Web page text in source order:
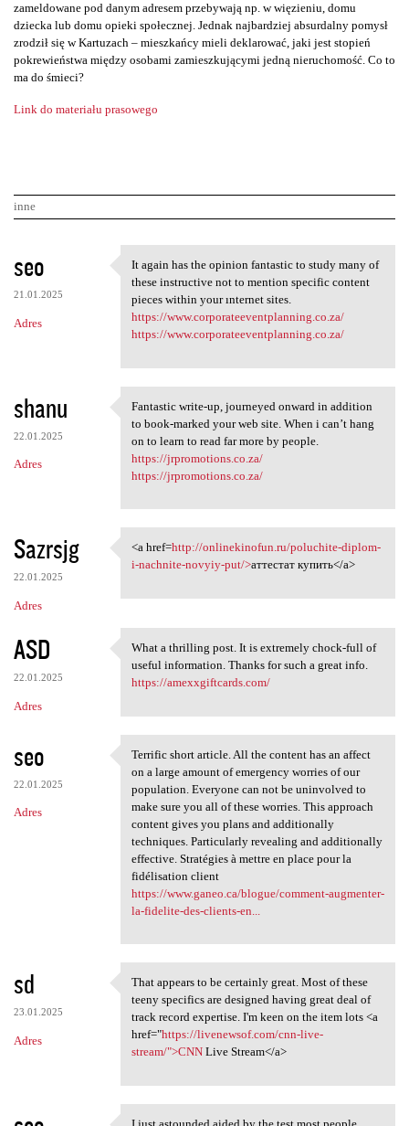
zameldowane pod danym adresem przebywają np. w więzieniu, domu
dziecka lub domu opieki społecznej. Jednak najbardziej absurdalny pomysł
zrodził się w Kartuzach – mieszkańcy mieli deklarować, jaki jest stopień
pokrewieństwa między osobami zamieszkującymi jedną nieruchomość. Co to
ma do śmieci?
Link do materiału prasowego
inne
K
o
m
e
a
r
z
seo
21.01.2025
Adres
It again has the opinion
It again has the opinion fantastic to study many of
these instructive not to mention specific content
pieces within your ınternet sites.
https://www.corporateeventplanning.co.za/
https://www.corporateeventplanning.co.za/
shanu
22.01.2025
Adres
Fantastic write-up, journeyed
Fantastic write-up, journeyed onward in addition
to book-marked your web site. When i can’t hang
on to learn to read far more by people.
https://jrpromotions.co.za/
https://jrpromotions.co.za/
Sazrsjg
22.01.2025
Adres
<a href=http://onlinekinofun
<a href=http://onlinekinofun.ru/poluchite-diplom-
i-nachnite-novyiy-put/>аттестат купить</a>
ASD
22.01.2025
Adres
What a thrilling post. It is
What a thrilling post. It is extremely chock-full of
useful information. Thanks for such a great info.
https://amexxgiftcards.com/
seo
22.01.2025
Adres
Terrific short article. All
Terrific short article. All the content has an affect
on a large amount of emergency worries of our
population. Everyone can not be uninvolved to
make sure you all of these worries. This approach
content gives you plans and additionally
techniques. Particularly revealing and additionally
effective. Stratégies à mettre en place pour la
fidélisation client
https://www.ganeo.ca/blogue/comment-augmenter-
la-fidelite-des-clients-en...
sd
23.01.2025
Adres
That appears to be certainly
That appears to be certainly great. Most of these
teeny specifics are designed having great deal of
track record expertise. I'm keen on the item lots <a
href="https://livenewsof.com/cnn-live-
stream/">CNNLive Stream</a>